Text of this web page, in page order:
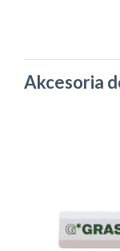
Akcesoria